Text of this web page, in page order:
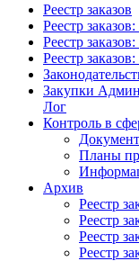
Реестр заказов
Реестр
Реестр
Реестр
Закупки
Лог
Контроль в
Планы
Архив
Реестр
Реестр
Реестр
Реестр